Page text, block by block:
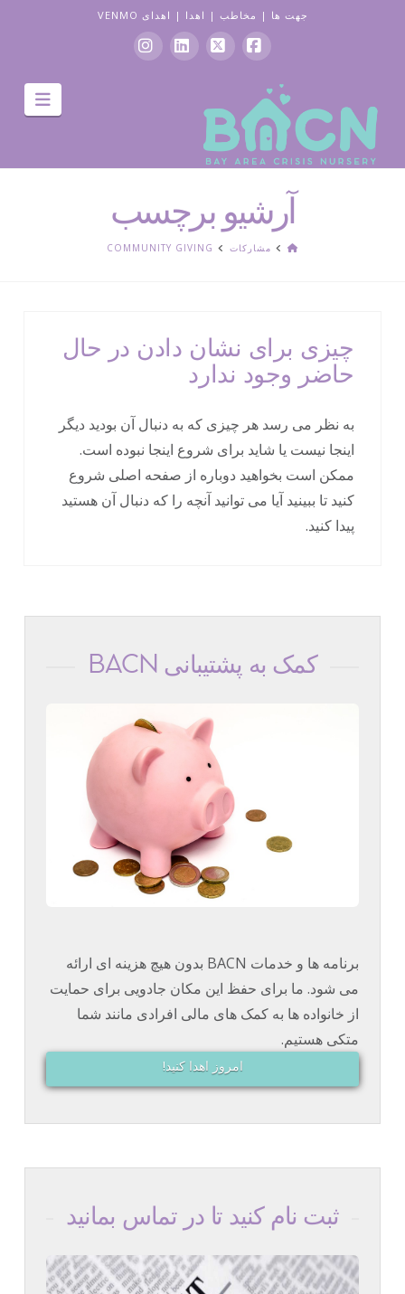
جهت ها | مخاطب | اهدا | اهدای VENMO
بوک
جهت
یابی
آرشیو برچسب
صفحهمشارکات COMMUNITY GIVING
چیزی برای نشان دادن در حال
حاضر وجود ندارد
به نظر می رسد هر چیزی که به دنبال آن بودید دیگر
اینجا نیست یا شاید برای شروع اینجا نبوده است.
ممکن است بخواهید دوباره از صفحه اصلی شروع
کنید تا ببینید آیا می توانید آنچه را که دنبال آن هستید
پیدا کنید.
کمک به پشتیبانی BACN
برنامه ها و خدمات BACN بدون هیچ هزینه ای ارائه
می شود. ما برای حفظ این مکان جادویی برای حمایت
از خانواده ها به کمک های مالی افرادی مانند شما
متکی هستیم.
امروز اهدا کنید!
ثبت نام کنید تا در تماس بمانید